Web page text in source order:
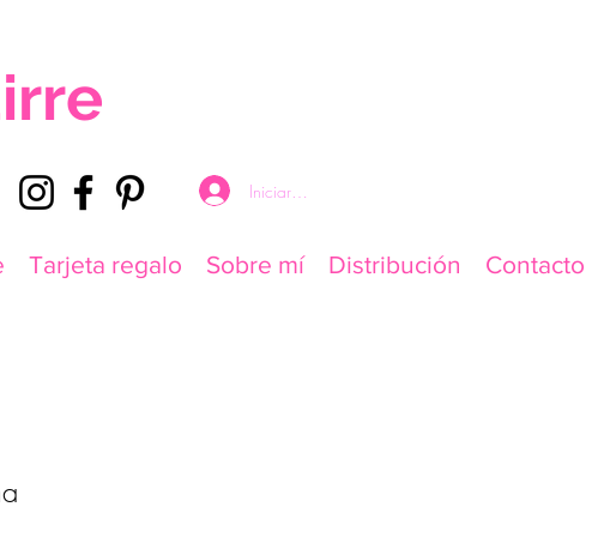
Iniciar sesión
Tarjeta regalo Sobre mí Distribución Contacto